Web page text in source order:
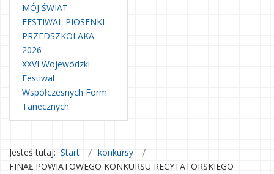
MÓJ ŚWIAT
FESTIWAL PIOSENKI
PRZEDSZKOLAKA
2026
XXVI Wojewódzki
Festiwal
Współczesnych Form
Tanecznych
Jesteś tutaj: Start
konkursy
FINAŁ POWIATOWEGO KONKURSU RECYTATORSKIEGO